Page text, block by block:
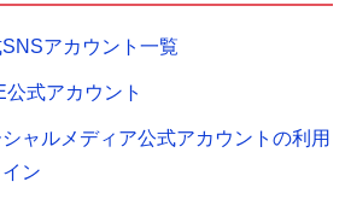
アカウント一覧
式アカウント
ャルメディア公式アカウントの利用
ン